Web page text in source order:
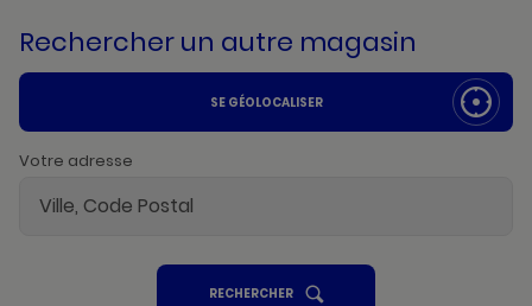
Rechercher un autre magasin
SE GÉOLOCALISER
Votre adresse
RECHERCHERUN